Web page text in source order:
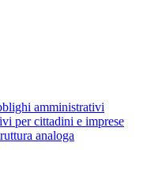
amministrativi
per cittadini e imprese
analoga